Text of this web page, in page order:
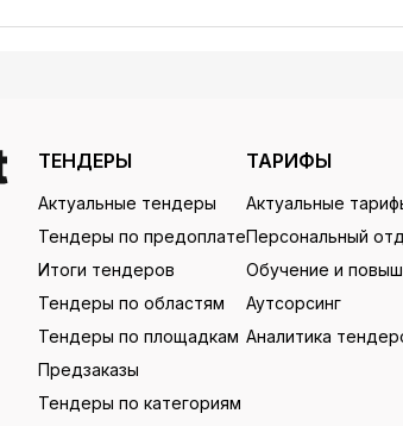
ТЕНДЕРЫ
Актуальные тендеры
Тендеры по предоплате
Итоги тендеров
Тендеры по областям
Тендеры по площадкам
Предзаказы
Тендеры по категориям
ТАРИФЫ
Актуальные
Персональный
Обучение и
Аутсорсинг
Аналитика